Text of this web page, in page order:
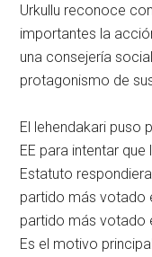
Urkullu reconoce
importantes la
una consejería
protagonismo de
El lehendakari puso
EE para intentar
Estatuto
partido más votado
partido más votado
Es el motivo